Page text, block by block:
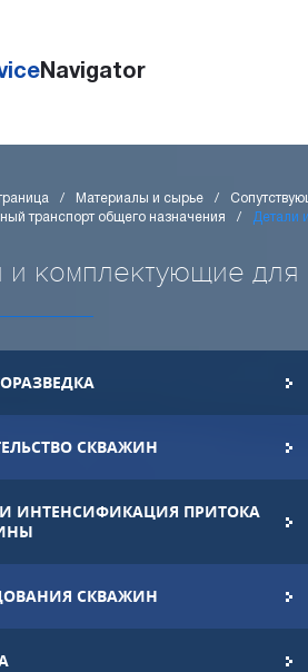
Navigator
Материалы и сырье
транспорт общего назначения
Детали
и комплектующие для
СКВАЖИН
ИНТЕНСИФИКАЦИЯ ПРИТОКА
СКВАЖИН